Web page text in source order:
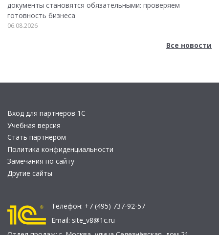
документы становятся обязательными: проверяем
готовность бизнеса
06.08.2026
Все новости
Вход для партнеров 1С
Учебная версия
Стать партнером
Политика конфиденциальности
Замечания по сайту
Другие сайты
Телефон: +7 (495) 737-92-57
Email: site_v8@1c.ru